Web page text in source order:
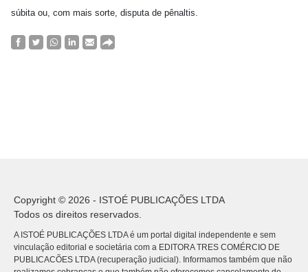
súbita ou, com mais sorte, disputa de pênaltis.
Copyright © 2026 - ISTOÉ PUBLICAÇÕES LTDA
Todos os direitos reservados.
A ISTOÉ PUBLICAÇÕES LTDA é um portal digital independente e sem
vinculação editorial e societária com a EDITORA TRES COMÉRCIO DE
PUBLICACÕES LTDA (recuperação judicial). Informamos também que não